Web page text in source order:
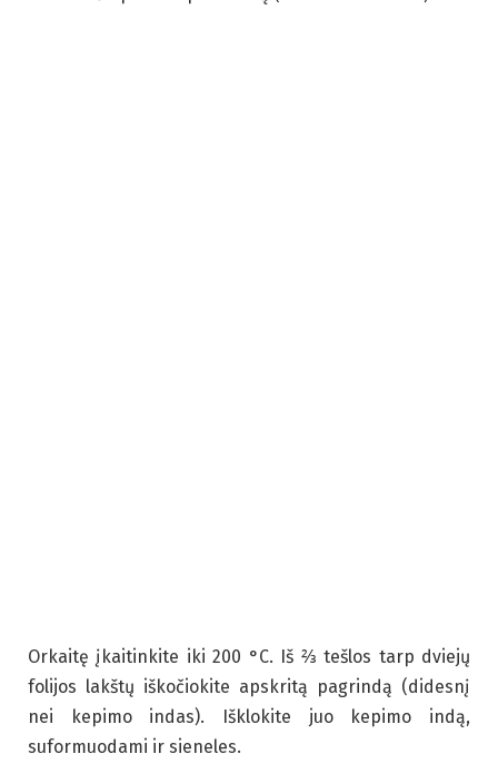
Orkaitę įkaitinkite iki 200 °C. Iš ⅔ tešlos tarp dviejų
folijos lakštų iškočiokite apskritą pagrindą (didesnį
nei kepimo indas). Išklokite juo kepimo indą,
suformuodami ir sieneles.